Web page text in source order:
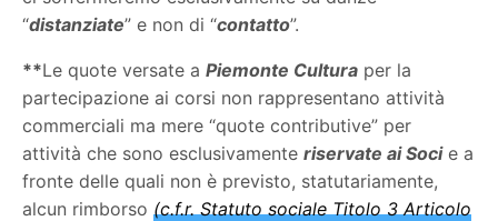
“distanziate” e non di “contatto”.
**Le quote versate aPiemonte Cultura per la
partecipazione ai corsi non rappresentano attività
commerciali ma mere “quote contributive” per
attività che sono esclusivamenteriservate ai Socie a
fronte delle quali non è previsto, statutariamente,
alcun rimborso (c.f.r. Statuto sociale Titolo 3 Articolo